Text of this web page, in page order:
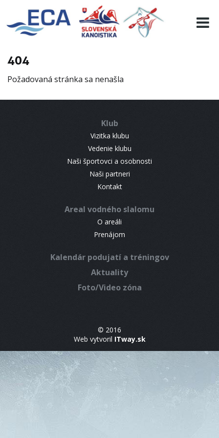
404
Požadovaná stránka sa nenašla
Klub
Vizitka klubu
Vedenie klubu
Naši športovci a osobnosti
Naši partneri
Kontakt
Areal vodného slalomu
O areáli
Prenájom
Kalendár podujatí a tréningov
Aktuality
Foto/Video zóna
© 2016
Web vytvoril ITway.sk
EURO 19
INFO
RESULTS
CONTACT